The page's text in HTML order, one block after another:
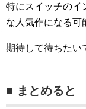
特にスイッチのイ
な人気作になる可
期待して待ちたい
■ まとめると